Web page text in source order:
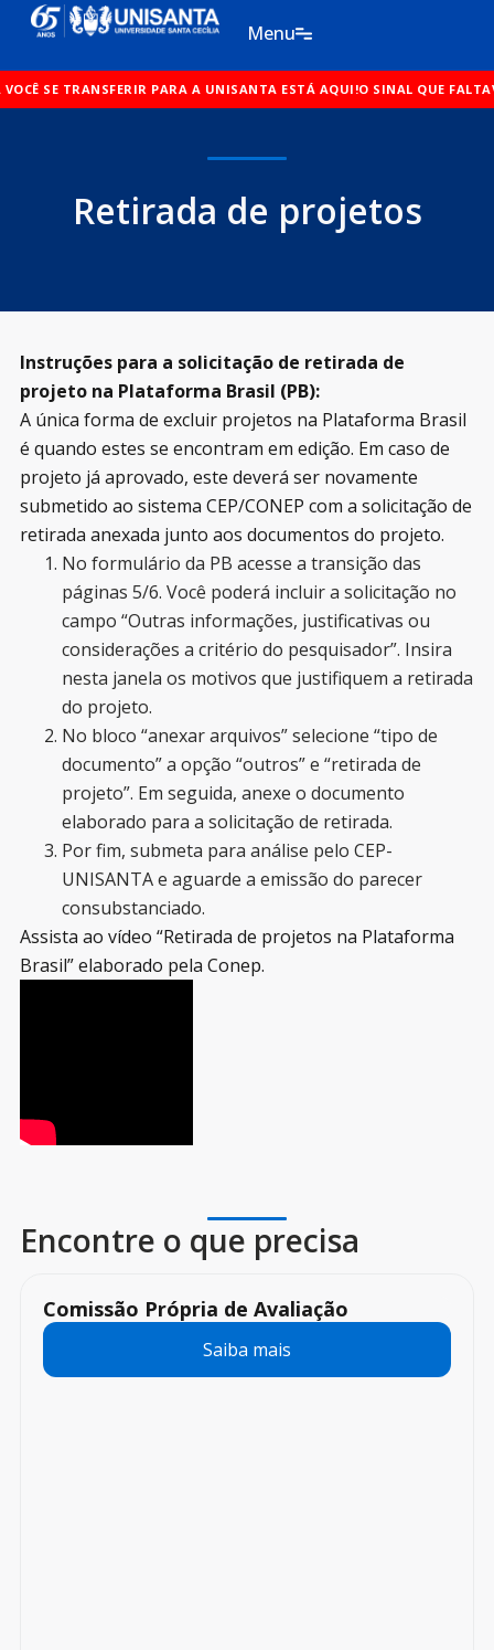
o
conteúdo
Menu
PARA A UNISANTA ESTÁ AQUI!O SINAL QUE FALTAVA PARA VOCÊ SE
Retirada de projetos
Instruções para a solicitação de retirada de
projeto na Plataforma Brasil (PB):
A única forma de excluir projetos na Plataforma Brasil
é quando estes se encontram em edição. Em caso de
projeto já aprovado, este deverá ser novamente
submetido ao sistema CEP/CONEP com a solicitação de
retirada anexada junto aos documentos do projeto.
No formulário da PB acesse a transição das
páginas 5/6. Você poderá incluir a solicitação no
campo “Outras informações, justificativas ou
considerações a critério do pesquisador”. Insira
nesta janela os motivos que justifiquem a retirada
do projeto.
No bloco “anexar arquivos” selecione “tipo de
documento” a opção “outros” e “retirada de
projeto”. Em seguida, anexe o documento
elaborado para a solicitação de retirada.
Por fim, submeta para análise pelo CEP-
UNISANTA e aguarde a emissão do parecer
consubstanciado.
Assista ao vídeo “Retirada de projetos na Plataforma
Brasil” elaborado pela Conep.
Encontre o que precisa
Comissão Própria de Avaliação
Saiba mais